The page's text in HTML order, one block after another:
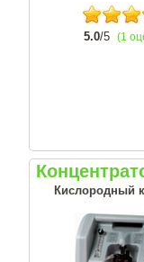
5.0/5 (1
Кислородный